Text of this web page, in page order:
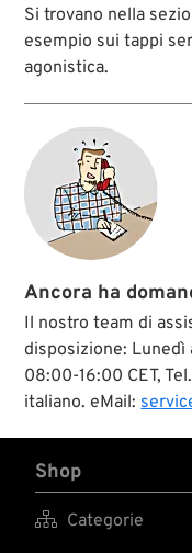
Si trovano nella
esempio sui tappi
agonistica.
Ancora ha
Il nostro team di
disposizione: Lunedì
08:00-16:00 CET,
italiano. eMail:
Shop
 Categorie